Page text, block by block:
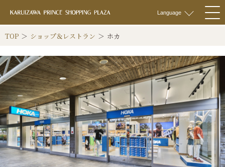
軽井沢 プリンス
Language
TOP ショップ＆レストラン ホカ